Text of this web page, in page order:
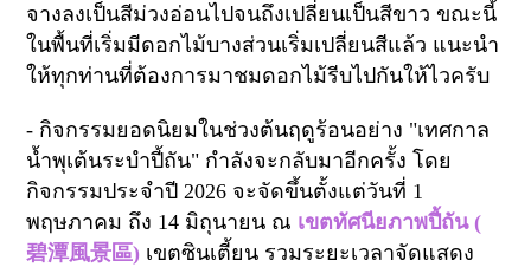
จางลงเป็นสีม่วงอ่อนไปจนถึงเปลี่ยนเป็นสีขาว ขณะนี้
ในพื้นที่เริ่มมีดอกไม้บางส่วนเริ่มเปลี่ยนสีแล้ว แนะนำ
ให้ทุกท่านที่ต้องการมาชมดอกไม้รีบไปกันให้ไวครับ
- กิจกรรมยอดนิยมในช่วงต้นฤดูร้อนอย่าง "เทศกาล
น้ำพุเต้นระบำปี้ถัน" กำลังจะกลับมาอีกครั้ง โดย
กิจกรรมประจำปี2026 จะจัดขึ้นตั้งแต่วันที่ 1
พฤษภาคม ถึง 14 มิถุนายน ณ เขตทัศนียภาพปี้ถัน (
碧潭風景區) เขตซินเตี้ยน รวมระยะเวลาจัดแสดง